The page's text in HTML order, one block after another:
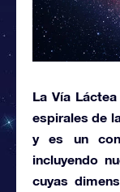
LaVía Láctea
espirales de
y es un
incluyendo
cuyas